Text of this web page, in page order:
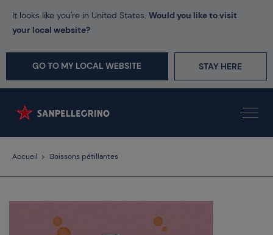
It looks like you're in United States. Would you like to visit
your local website?
GO TO MY LOCAL WEBSITE STAY HERE
Accueil Boissons pétillantes